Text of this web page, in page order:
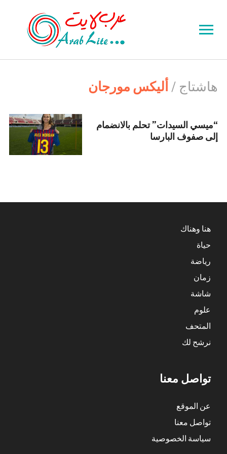
Toggle
navigationهاشتاج / أليكس مورجان
“ميسي السيدات” تحلم بالانضمام
إلى صفوف البارسا
هنا وهناك
حياة
رياضة
زمان
شاشة
علوم
المتحف
نرشح لك
تواصل معنا
عن الموقع
تواصل معنا
سياسة الخصوصية